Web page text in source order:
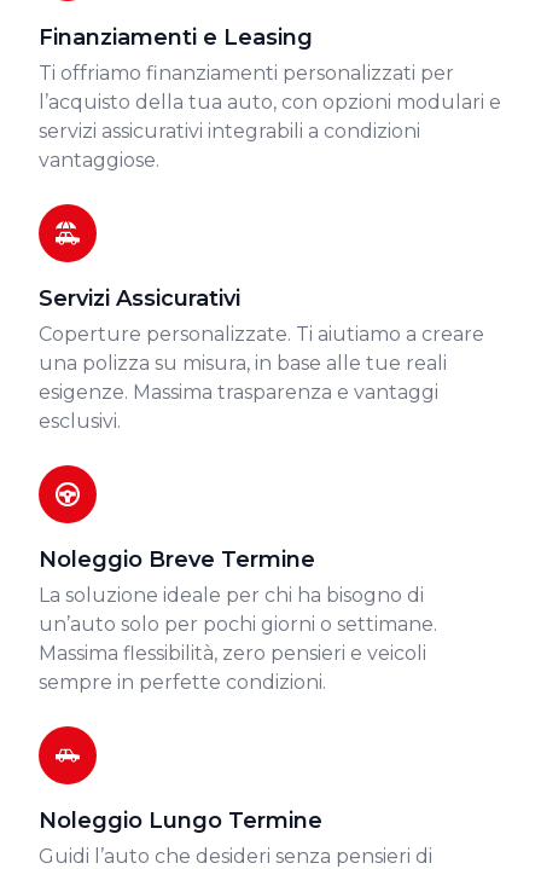
Finanziamenti e Leasing
Ti offriamo finanziamenti personalizzati per
l’acquisto della tua auto, con opzioni modulari e
servizi assicurativi integrabili a condizioni
vantaggiose.
Servizi Assicurativi
Coperture personalizzate. Ti aiutiamo a creare
una polizza su misura, in base alle tue reali
esigenze. Massima trasparenza e vantaggi
esclusivi.
Noleggio Breve Termine
La soluzione ideale per chi ha bisogno di
un’auto solo per pochi giorni o settimane.
Massima flessibilità, zero pensieri e veicoli
sempre in perfette condizioni.
Noleggio Lungo Termine
Guidi l’auto che desideri senza pensieri di